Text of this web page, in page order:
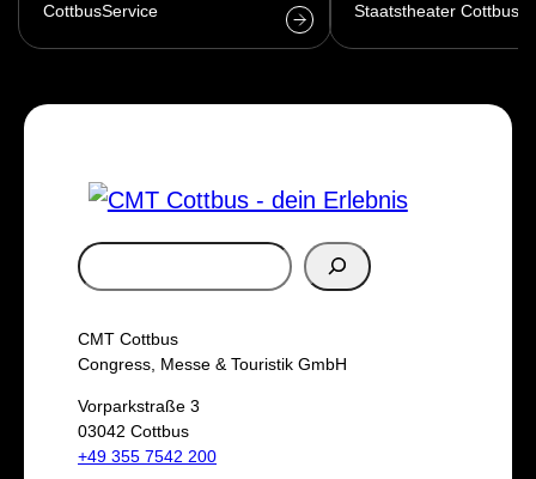
CottbusService
Staatstheater Cottbus
S
u
c
h
e
n
CMT Cottbus
Congress, Messe & Touristik GmbH
Vorparkstraße 3
03042 Cottbus
+49 355 7542 200